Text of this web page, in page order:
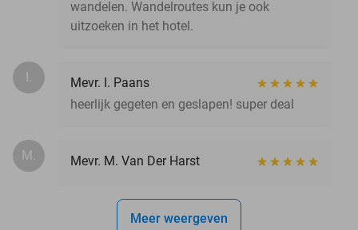
wandelen. Wandelroutes kun je ook
uitzoeken in het hotel.
I.
Mevr. I. Paans
heerlijk gegeten en geslapen! super deal
M. Mevr. M. Van Der Harst
Meer weergeven